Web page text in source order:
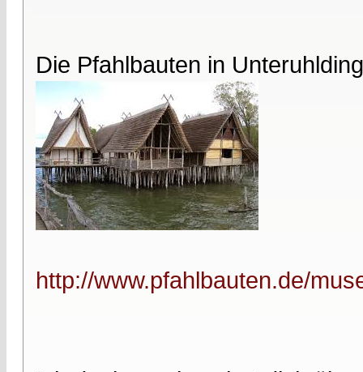
Die Pfahlbauten in
http://www.pfahlbauten.de/